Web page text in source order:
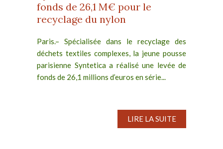
fonds de 26,1 M€ pour le
recyclage du nylon
Paris.– Spécialisée dans le recyclage des
déchets textiles complexes, la jeune pousse
parisienne Syntetica a réalisé une levée de
fonds de 26,1 millions d’euros en série...
LIRE LA SUITE